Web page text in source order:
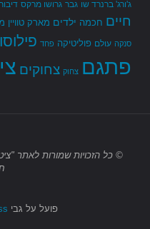
ג'ורג' ברנרד שו גבר גרושו מרקס דיבור
חיים חכמה ילדים מארק טוויין
סנקה עולם פוליטיקה פחד
פתגם צחוק צחוקים
© כל הזכויות שמורות לאתר
פועל על גבי